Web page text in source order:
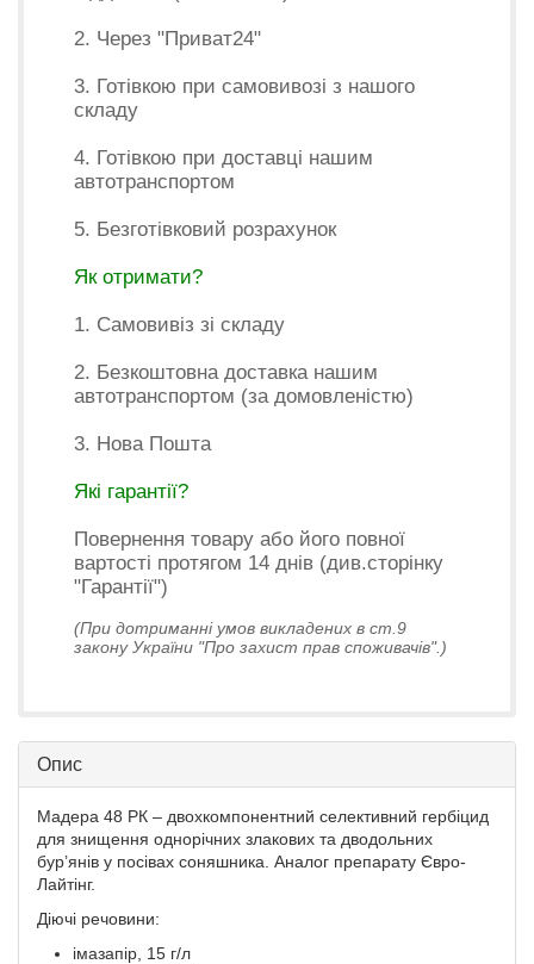
2. Через "Приват24"
3. Готівкою при самовивозі з нашого
складу
4. Готівкою при доставці нашим
автотранспортом
5. Безготівковий розрахунок
Як отримати?
1. Самовивіз зі складу
2. Безкоштовна доставка нашим
автотранспортом (за домовленістю)
3. Нова Пошта
Які гарантії?
Повернення товару або його повної
вартості протягом 14 днів (див.сторінку
"Гарантії")
(При дотриманні умов викладених в ст.9
закону України "Про захист прав споживачів".)
Опис
Мадера 48 РК – двохкомпонентний селективний гербіцид
для знищення однорічних злакових та дводольних
бур’янів у посівах соняшника. Аналог препарату Євро-
Лайтінг.
Діючі речовини:
імазапір, 15 г/л